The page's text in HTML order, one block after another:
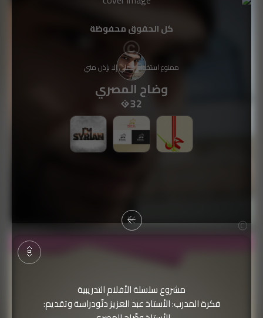
وضاح المصري
32
مشروع سلسلة الأفلام التدريبية
فكرة المدرب: الأستاذ عبد العزيز دنّودراسة وتقديم:
كل الحقوق محفوظة
ممنوع استخدام عملي إلا بإذن مني